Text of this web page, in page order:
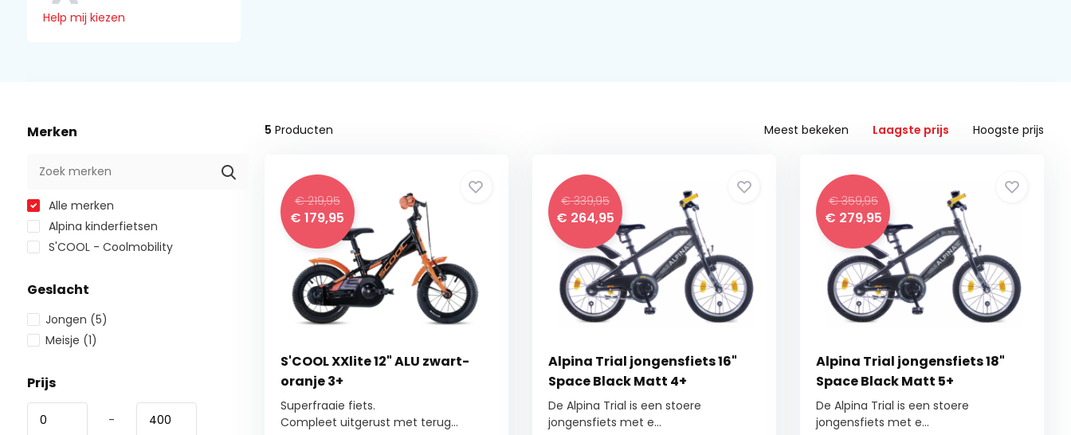
Help mij kiezen
Merken
Alle merken
Alpina kinderfietsen
S'COOL - Coolmobility
Geslacht
Jongen (5)
Meisje (1)
Prijs
-
5 Producten Meest bekeken Laagste prijs Hoogste prijs
€ 219,95
€ 179,95
S'COOL XXlite 12" ALU zwart-
oranje 3+
Superfraaie fiets.
Compleet uitgerust met terug...
€ 339,95
€ 264,95
Alpina Trial jongensfiets 16"
Space Black Matt 4+
De Alpina Trial is een stoere
jongensfiets met e...
€ 359,95
€ 279,95
Alpina Trial jongensfiets 18"
Space Black Matt 5+
De Alpina Trial is een stoere
jongensfiets met e...